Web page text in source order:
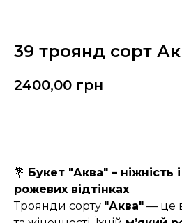
39 троянд сорт
2400,00 грн
💐 Букет "Аква" – ніжність
рожевих відтінках
Троянди сорту "Аква" — це